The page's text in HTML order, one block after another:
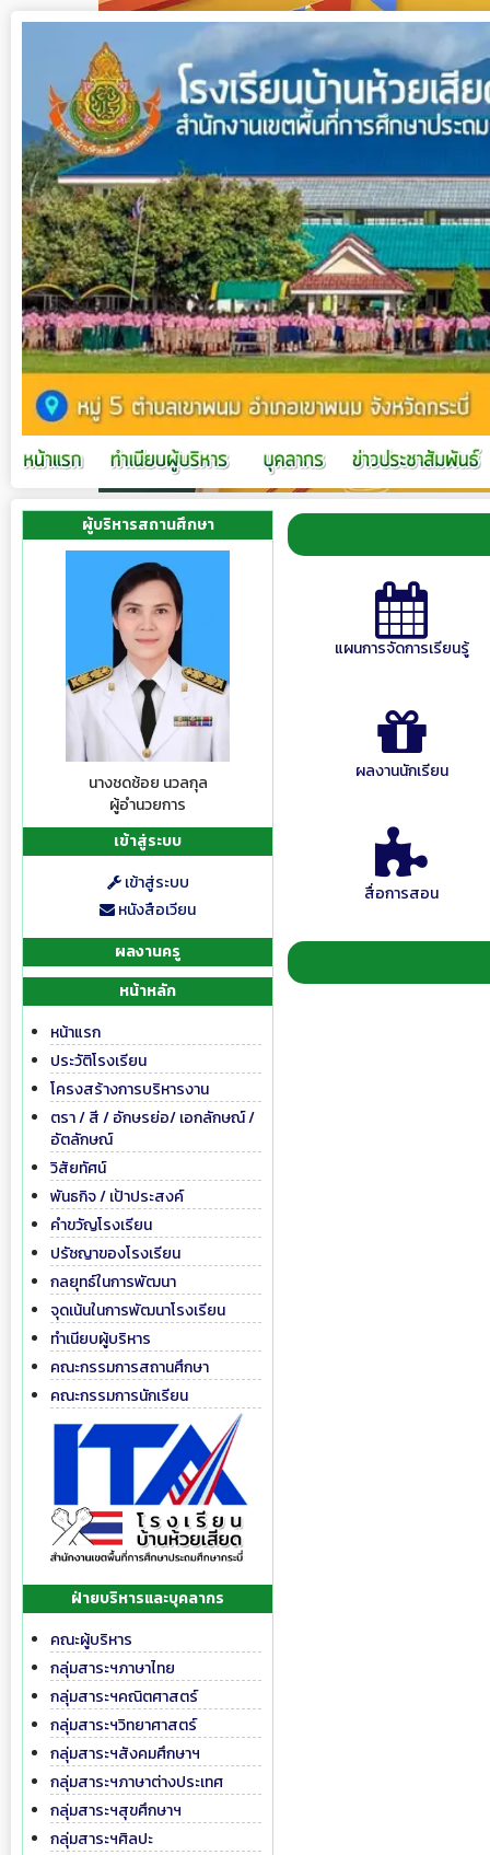
ผู้บริหารสถานศึกษา
นางชดช้อย นวลกุล
ผู้อำนวยการ
เข้าสู่ระบบ
เข้าสู่ระบบ
หนังสือเวียน
ผลงานครู
หน้าหลัก
หน้าแรก
ประวัติโรงเรียน
โครงสร้างการบริหารงาน
ตรา / สี / อักษรย่อ/ เอกลักษณ์ /
อัตลักษณ์
วิสัยทัศน์
พันธกิจ / เป้าประสงค์
คำขวัญโรงเรียน
ปรัชญาของโรงเรียน
กลยุทธ์ในการพัฒนา
จุดเน้นในการพัฒนาโรงเรียน
ทำเนียบผู้บริหาร
คณะกรรมการสถานศึกษา
คณะกรรมการนักเรียน
ฝ่ายบริหารและบุคลากร
คณะผู้บริหาร
กลุ่มสาระฯภาษาไทย
กลุ่มสาระฯคณิตศาสตร์
กลุ่มสาระฯวิทยาศาสตร์
กลุ่มสาระฯสังคมศึกษาฯ
กลุ่มสาระฯภาษาต่างประเทศ
กลุ่มสาระฯสุขศึกษาฯ
กลุ่มสาระฯศิลปะ
แผนการจัดการเรียนรู้
ผลงานนักเรียน
สื่อการสอน